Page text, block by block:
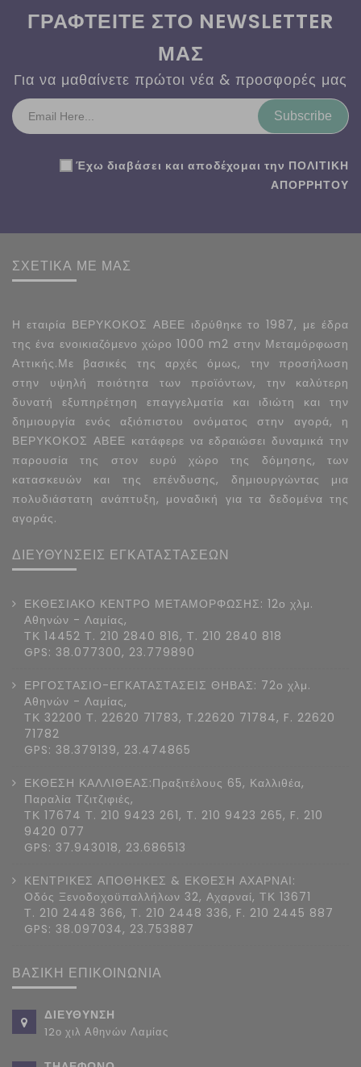
ΓΡΑΦΤΕΙΤΕ ΣΤΟ NEWSLETTER
ΜΑΣ
Για να μαθαίνετε πρώτοι νέα & προσφορές μας
Subscribe
Έχω διαβάσει και αποδέχομαι την ΠΟΛΙΤΙΚΗ
ΑΠΟΡΡΗΤΟΥ
ΣΧΕΤΙΚΑ ΜΕ ΜΑΣ
Η εταιρία ΒΕΡΥΚΟΚΟΣ ΑΒΕΕ ιδρύθηκε το 1987, με έδρα
της ένα ενοικιαζόμενο χώρο 1000 m2 στην Μεταμόρφωση
Αττικής.Με βασικές της αρχές όμως, την προσήλωση
στην υψηλή ποιότητα των προϊόντων, την καλύτερη
δυνατή εξυπηρέτηση επαγγελματία και ιδιώτη και την
δημιουργία ενός αξιόπιστου ονόματος στην αγορά, η
ΒΕΡΥΚΟΚΟΣ ΑΒΕΕ κατάφερε να εδραιώσει δυναμικά την
παρουσία της στον ευρύ χώρο της δόμησης, των
κατασκευών και της επένδυσης, δημιουργώντας μια
πολυδιάστατη ανάπτυξη, μοναδική για τα δεδομένα της
αγοράς.
ΔΙΕΥΘΥΝΣΕΙΣ ΕΓΚΑΤΑΣΤΑΣΕΩΝ
ΕΚΘΕΣΙΑΚΟ ΚΕΝΤΡΟ ΜΕΤΑΜΟΡΦΩΣΗΣ: 12ο χλμ.
Αθηνών - Λαμίας,
ΤΚ 14452 Τ. 210 2840 816, Τ. 210 2840 818
GPS: 38.077300, 23.779890
ΕΡΓΟΣΤΑΣΙΟ-ΕΓΚΑΤΑΣΤΑΣΕΙΣ ΘΗΒΑΣ: 72ο χλμ.
Αθηνών - Λαμίας,
ΤΚ 32200 Τ. 22620 71783, T.22620 71784, F. 22620
71782
GPS: 38.379139, 23.474865
ΕΚΘΕΣΗ ΚΑΛΛΙΘΕΑΣ:Πραξιτέλους 65, Καλλιθέα,
Παραλία Τζιτζιφιές,
ΤΚ 17674 Τ. 210 9423 261, T. 210 9423 265, F. 210
9420 077
GPS: 37.943018, 23.686513
ΚΕΝΤΡΙΚΕΣ ΑΠΟΘΗΚΕΣ & ΕΚΘΕΣΗ ΑΧΑΡΝΑΙ:
Οδός Ξενοδοχοϋπαλλήλων 32, Αχαρναί, ΤΚ 13671
Τ. 210 2448 366, T. 210 2448 336, F. 210 2445 887
GPS: 38.097034, 23.753887
ΒΑΣΙΚΗ ΕΠΙΚΟΙΝΩΝΙΑ
ΔΙΕΥΘΥΝΣΗ
12ο χιλ Αθηνών Λαμίας